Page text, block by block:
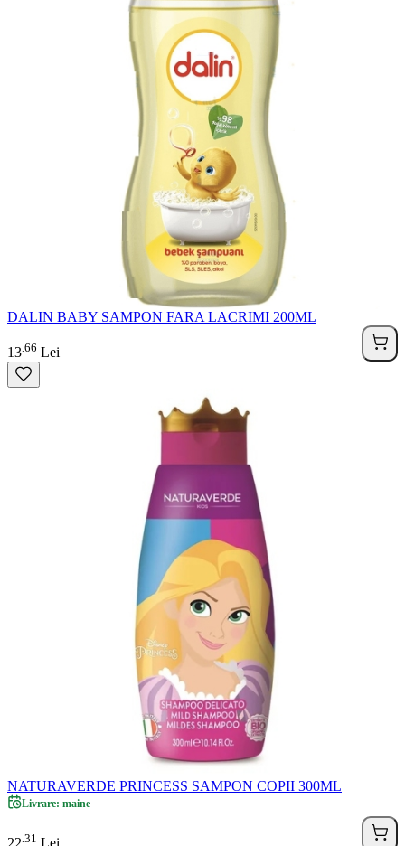
DALIN BABY SAMPON FARA LACRIMI 200ML
13 66 Lei
NATURAVERDE PRINCESS SAMPON COPII 300ML
Livrare: maine
31